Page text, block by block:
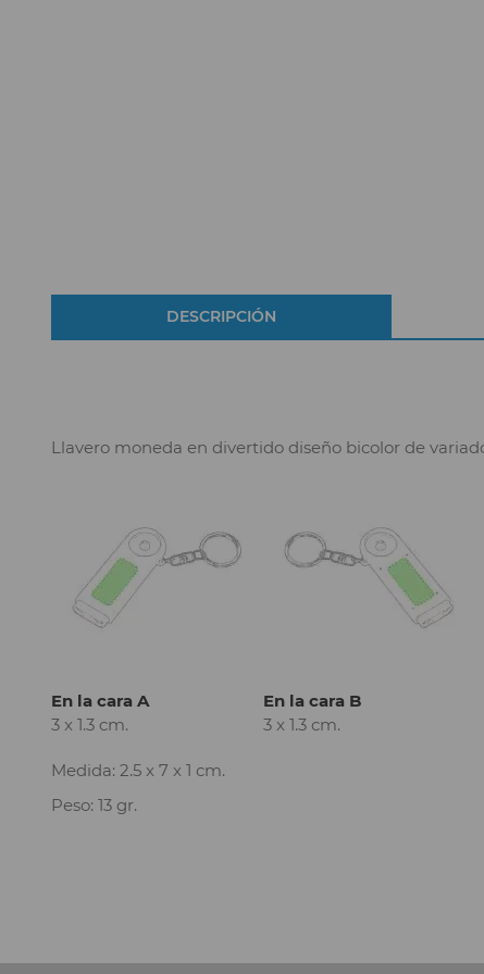
DESCRIPCIÓN
Llavero moneda en divertido diseño bicolor de
En la cara A
3 x 1.3 cm.
En la cara B
3 x 1.3 cm.
Medida: 2.5 x 7 x 1 cm.
Peso: 13 gr.